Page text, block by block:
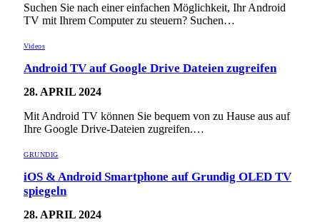
Suchen Sie nach einer einfachen Möglichkeit, Ihr Android
TV mit Ihrem Computer zu steuern? Suchen…
Videos
Android TV auf Google Drive Dateien zugreifen
28. APRIL 2024
Mit Android TV können Sie bequem von zu Hause aus auf
Ihre Google Drive-Dateien zugreifen.…
GRUNDIG
iOS & Android Smartphone auf Grundig OLED TV
spiegeln
28. APRIL 2024